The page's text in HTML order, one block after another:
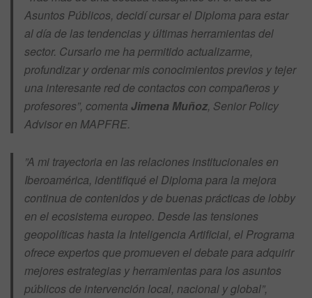
Asuntos Públicos, decidí cursar el Diploma para estar
al día de las tendencias y últimas herramientas del
sector. Cursarlo me ha permitido actualizarme,
profundizar y ordenar mis conocimientos previos y tejer
una interesante red de contactos con compañeros y
profesores”, comenta Jimena Muñoz, Senior Policy
Advisor en MAPFRE.
”A mi trayectoria en las relaciones institucionales en
Iberoamérica, identifiqué el Diploma para la mejora
continua de contenidos y de buenas prácticas de lobby
en el ecosistema europeo. Desde las tensiones
geopolíticas hasta la Inteligencia Artificial, el Programa
ofrece expertos que promueven el debate para adquirir
mejores estrategias y herramientas para los asuntos
públicos de intervención local, nacional y global”,